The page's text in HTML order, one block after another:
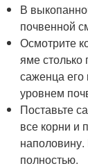
В
почвенной
Осмотрите
яме столько
саженца
уровнем
Поставьте
все корни и
полностью.